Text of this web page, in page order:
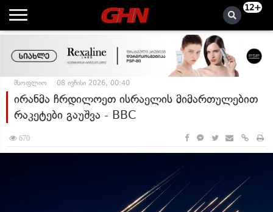
12+
მსოფლიო 08 ივნისი 2026, 00:40
ირანმა ჩრდილოეთ ისრაელის მიმართულებით
რაკეტები გაუშვა - BBC
670